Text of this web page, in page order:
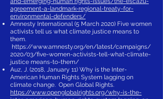
agreement-a-landmark-regional-treaty-for-
environmental-defenders/
Amnesty International (5 March 2020) Five women
activists tell us what climate justice means to
them.
https://www.amnesty.org/en/latest/campaigns/
2020/03/five-women-activists-tell-what-climate-
justice means-to-them/
Auz, J. (2018, January 11) Why is the Inter-
American Human Rights System lagging on
climate change. Open Global Rights.
https://www.openglobalrights.org/why-is-the-